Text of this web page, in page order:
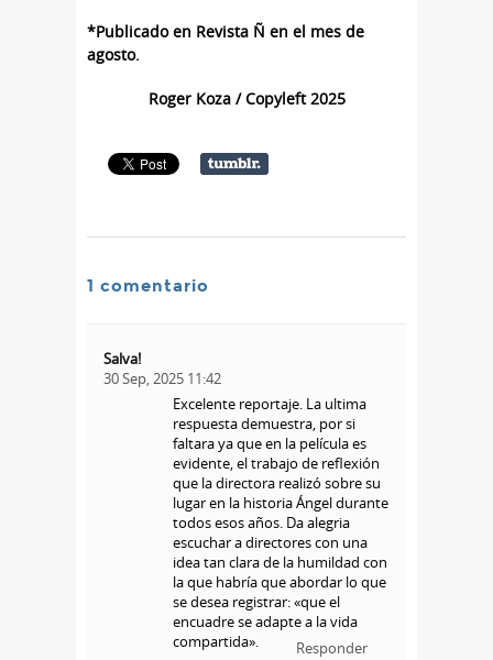
*Publicado en Revista Ñ en el mes de
agosto.
Roger Koza / Copyleft 2025
1 comentario
Salva!
30 Sep, 2025 11:42
Excelente reportaje. La ultima
respuesta demuestra, por si
faltara ya que en la película es
evidente, el trabajo de reflexión
que la directora realizó sobre su
lugar en la historia Ángel durante
todos esos años. Da alegria
escuchar a directores con una
idea tan clara de la humildad con
la que habría que abordar lo que
se desea registrar: «que el
encuadre se adapte a la vida
compartida».
Responder